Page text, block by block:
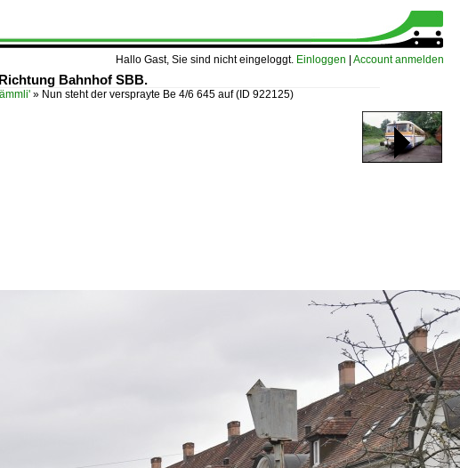
Hallo Gast, Sie sind nicht eingeloggt. Einloggen Account anmelden
Bahnhof SBB.
» Nun steht der versprayte Be 4/6 645 auf(ID 922125)